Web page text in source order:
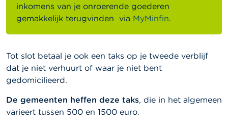
inkomens van je onroerende goederen
gemakkelijk terugvinden via MyMinfin.
Tot slot betaal je ook een taks op je tweede verblijf
dat je niet verhuurt of waar je niet bent
gedomicilieerd.
De gemeenten heffen deze taks, die in het algemeen
varieert tussen 500 en 1500 euro.